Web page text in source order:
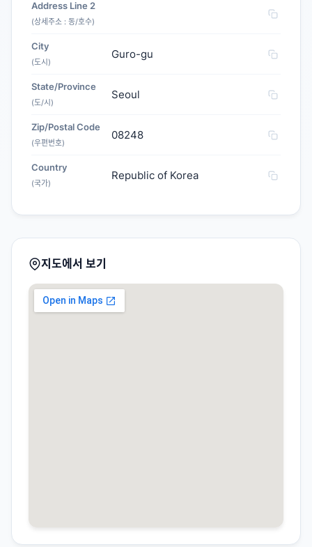
Address Line 2
(상세주소 : 동/호수)
City
(도시)
Guro-gu
State/Province
(도/시)
Seoul
Zip/Postal Code
(우편번호)
08248
Country
(국가)
Republic of Korea
지도에서 보기